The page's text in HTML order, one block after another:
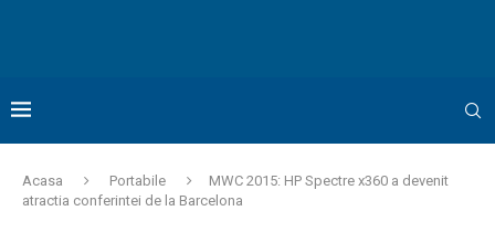
Acasa Portabile
MWC 2015: HP Spectre x360 a devenit
atractia conferintei de la Barcelona